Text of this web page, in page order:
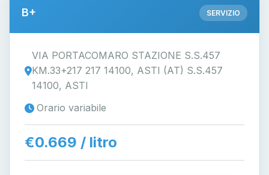
B+ SERVIZIO
VIA PORTACOMARO STAZIONE S.S.457
KM.33+217 217 14100, ASTI (AT) S.S.457
14100, ASTI
Orario variabile
€0.669 / litro